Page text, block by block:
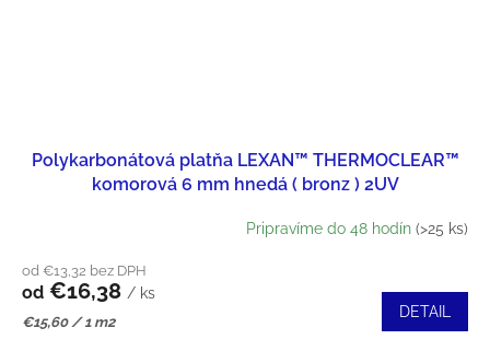
Polykarbonátová platňa LEXAN™ THERMOCLEAR™
komorová 6 mm hnedá ( bronz ) 2UV
Pripravíme do 48 hodín (>25 ks)
od €13,32 bez DPH
od €16,38 / ks
Jednotková
€15,60 / 1 m2
DETAIL